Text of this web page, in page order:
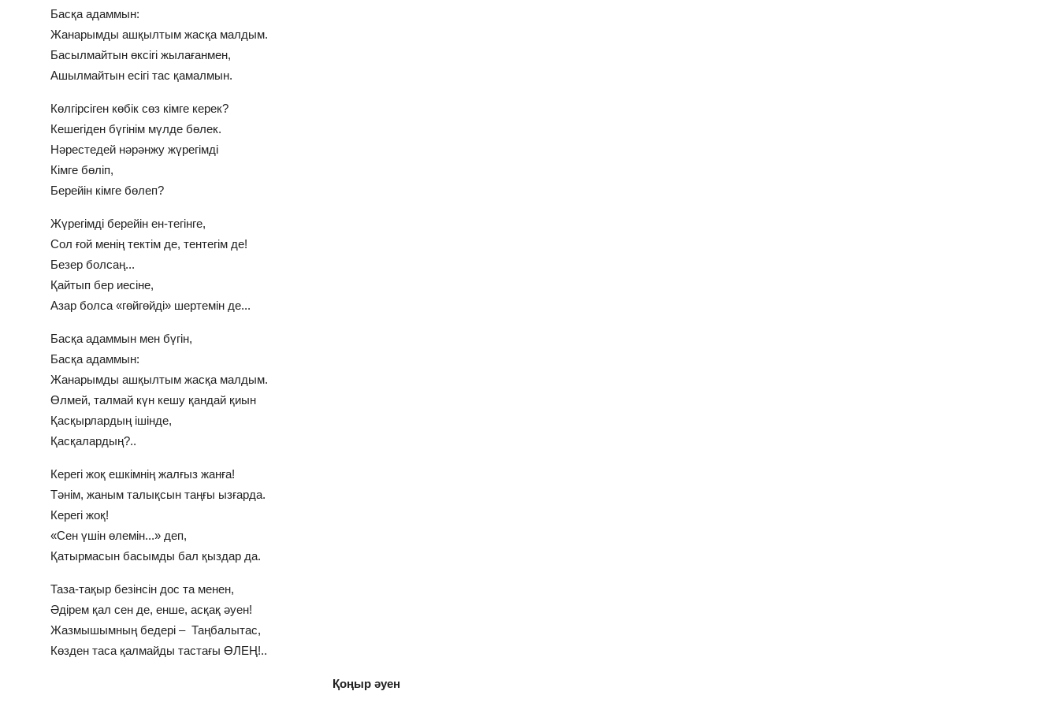
Басқа адаммын:
Жанарымды ашқылтым жасқа малдым.
Басылмайтын өксігі жылағанмен,
Ашылмайтын есігі тас қамалмын.
Көлгірсіген көбік сөз кімге керек?
Кешегіден бүгінім мүлде бөлек.
Нәрестедей нәрәнжу жүрегімді
Кімге бөліп,
Берейін кімге бөлеп?
Жүрегімді берейін ен-тегінге,
Сол ғой менің тектім де, тентегім де!
Безер болсаң...
Қайтып бер иесіне,
Азар болса «гөйгөйді» шертемін де...
Басқа адаммын мен бүгін,
Басқа адаммын:
Жанарымды ашқылтым жасқа малдым.
Өлмей, талмай күн кешу қандай қиын
Қасқырлардың ішінде,
Қасқалардың?..
Керегі жоқ ешкімнің жалғыз жанға!
Тәнім, жаным талықсын таңғы ызғарда.
Керегі жоқ!
«Сен үшін өлемін...» деп,
Қатырмасын басымды бал қыздар да.
Таза-тақыр безінсін дос та менен,
Әдірем қал сен де, енше, асқақ әуен!
Жазмышымның бедері – Таңбалытас,
Көзден таса қалмайды тастағы ӨЛЕҢ!..
Қоңыр әуен